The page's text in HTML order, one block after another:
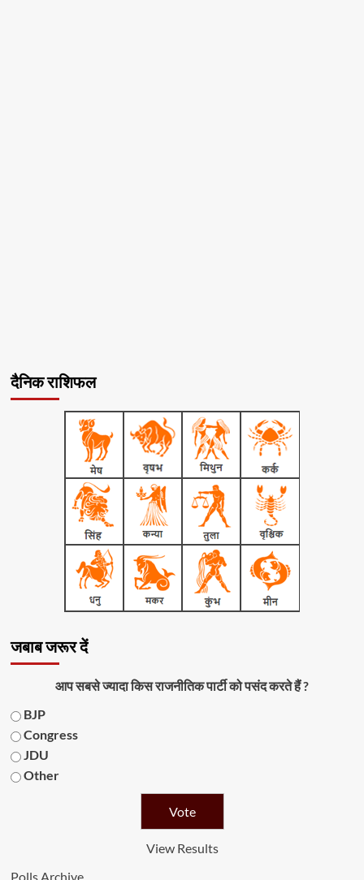
दैनिक राशिफल
जबाब जरूर दें
आप सबसे ज्यादा किस राजनीतिक पार्टी को पसंद करते हैं ?
BJP
Congress
JDU
Other
View Results
Polls Archive